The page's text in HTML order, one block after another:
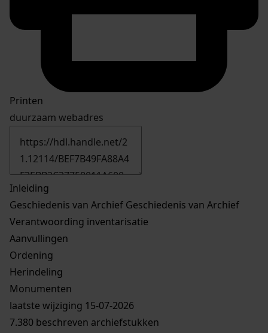
Printen
duurzaam webadres
Inleiding
Geschiedenis van Archief Geschiedenis van Archief
Verantwoording inventarisatie
Aanvullingen
Ordening
Herindeling
Monumenten
laatste wijziging 15-07-2026
7.380 beschreven archiefstukken